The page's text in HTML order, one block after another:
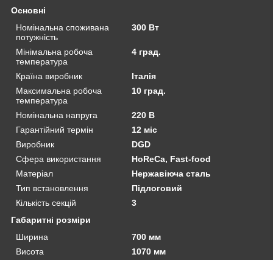
Основні
Номінальна споживана
потужність
300 Вт
Мінімальна робоча
температура
4 град.
Країна виробник
Італія
Максимальна робоча
температура
10 град.
Номінальна напруга
220 В
Гарантійний термін
12 міс
Виробник
DGD
Сфера використання
HoReCa, Fast-food
Матеріал
Нержавіюча сталь
Тип встановлення
Підлоговий
Кількість секцій
3
Габаритні розміри
Ширина
700 мм
Висота
1070 мм